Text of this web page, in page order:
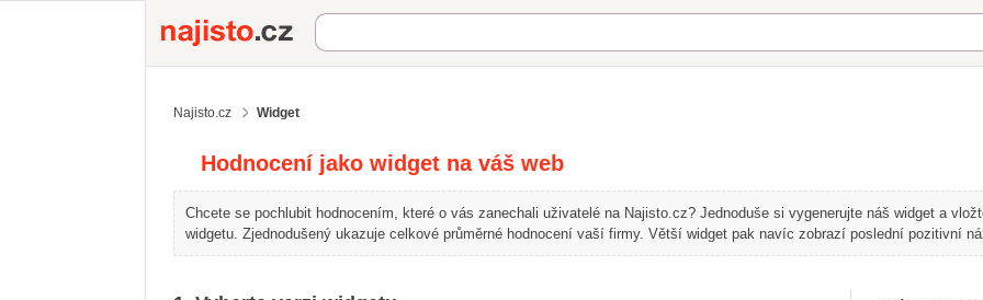
Najisto.cz
Najisto.cz Widget
Hodnocení jako widget na váš web
Chcete se pochlubit hodnocením, které o vás zanechali uživatelé na Najisto.cz? Jednoduše si vygenerujte náš widget a
widgetu. Zjednodušený ukazuje celkové průměrné hodnocení vaší firmy. Větší widget pak navíc zobrazí poslední pozitivní